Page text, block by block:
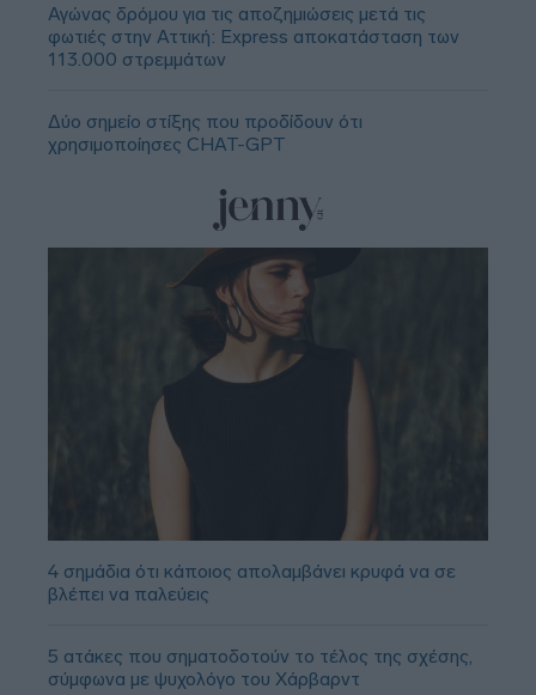
Αγώνας δρόμου για τις αποζημιώσεις μετά τις
φωτιές στην Αττική: Express αποκατάσταση των
113.000 στρεμμάτων
Δύο σημείο στίξης που προδίδουν ότι
χρησιμοποίησες CHAT-GPT
4 σημάδια ότι κάποιος απολαμβάνει κρυφά να σε
βλέπει να παλεύεις
5 ατάκες που σηματοδοτούν το τέλος της σχέσης,
σύμφωνα με ψυχολόγο του Χάρβαρντ